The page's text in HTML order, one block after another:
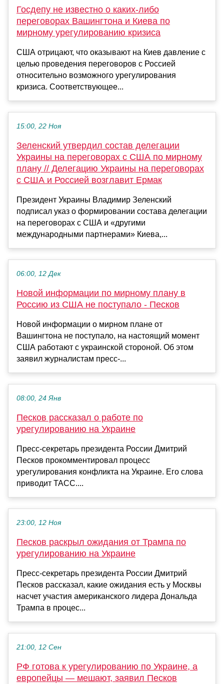
Госдепу не известно о каких-либо
переговорах Вашингтона и Киева по
мирному урегулированию кризиса
США отрицают, что оказывают на Киев давление с
целью проведения переговоров с Россией
относительно возможного урегулирования
кризиса. Соответствующее...
15:00, 22 Ноя
Зеленский утвердил состав делегации
Украины на переговорах с США по мирному
плану // Делегацию Украины на переговорах
с США и Россией возглавит Ермак
Президент Украины Владимир Зеленский
подписал указ о формировании состава делегации
на переговорах с США и «другими
международными партнерами» Киева,...
06:00, 12 Дек
Новой информации по мирному плану в
Россию из США не поступало - Песков
Новой информации о мирном плане от
Вашингтона не поступало, на настоящий момент
США работают с украинской стороной. Об этом
заявил журналистам пресс-...
08:00, 24 Янв
Песков рассказал о работе по
урегулированию на Украине
Пресс-секретарь президента России Дмитрий
Песков прокомментировал процесс
урегулирования конфликта на Украине. Его слова
приводит ТАСС....
23:00, 12 Ноя
Песков раскрыл ожидания от Трампа по
урегулированию на Украине
Пресс-секретарь президента России Дмитрий
Песков рассказал, какие ожидания есть у Москвы
насчет участия американского лидера Дональда
Трампа в процес...
21:00, 12 Сен
РФ готова к урегулированию по Украине, а
европейцы — мешают, заявил Песков